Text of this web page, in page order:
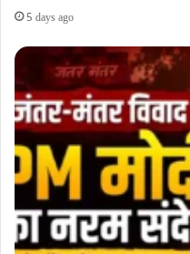
5 days ago